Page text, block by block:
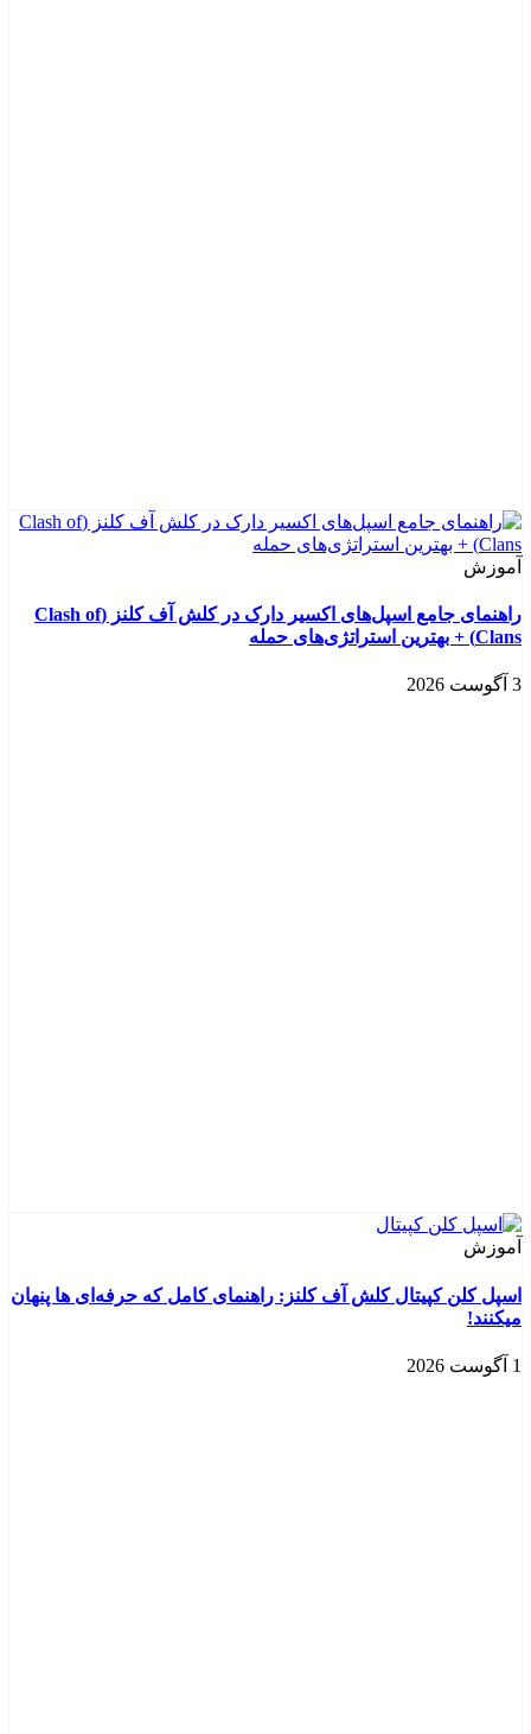
آموزش
راهنمای جامع اسپل‌های اکسیر دارک در کلش آف کلنز (Clash of
Clans) + بهترین استراتژی‌های حمله
3 آگوست 2026
آموزش
اسپل کلن کپیتال کلش آف کلنز: راهنمای کامل که حرفه‌ای‌ ها پنهان
میکنند!
1 آگوست 2026